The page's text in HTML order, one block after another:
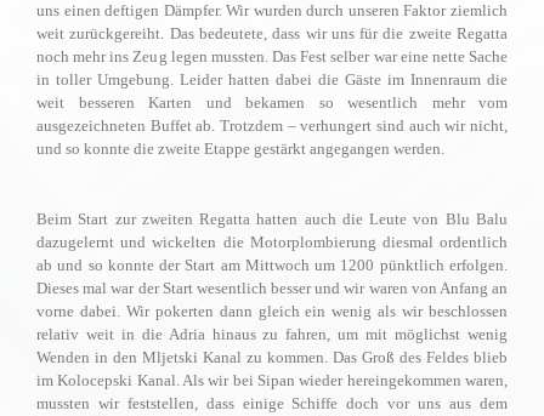
uns einen deftigen Dämpfer. Wir wurden durch unseren Faktor ziemlich
weit zurückgereiht. Das bedeutete, dass wir uns für die zweite Regatta
noch mehr ins Zeug legen mussten. Das Fest selber war eine nette Sache
in toller Umgebung. Leider hatten dabei die Gäste im Innenraum die
weit besseren Karten und bekamen so wesentlich mehr vom
ausgezeichneten Buffet ab. Trotzdem – verhungert sind auch wir nicht,
und so konnte die zweite Etappe gestärkt angegangen werden.
Beim Start zur zweiten Regatta hatten auch die Leute von Blu Balu
dazugelernt und wickelten die Motorplombierung diesmal ordentlich
ab und so konnte der Start am Mittwoch um 1200 pünktlich erfolgen.
Dieses mal war der Start wesentlich besser und wir waren von Anfang an
vorne dabei. Wir pokerten dann gleich ein wenig als wir beschlossen
relativ weit in die Adria hinaus zu fahren, um mit möglichst wenig
Wenden in den Mljetski Kanal zu kommen. Das Groß des Feldes blieb
im Kolocepski Kanal. Als wir bei Sipan wieder hereingekommen waren,
mussten wir feststellen, dass einige Schiffe doch vor uns aus dem